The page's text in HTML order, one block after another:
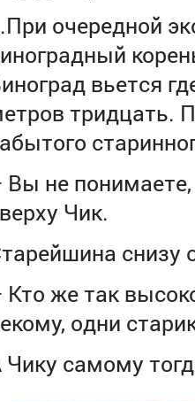
очередной
вьется
тридцать.
Вы не
Чик.
снизу
Кто же так
одни
Чику самому